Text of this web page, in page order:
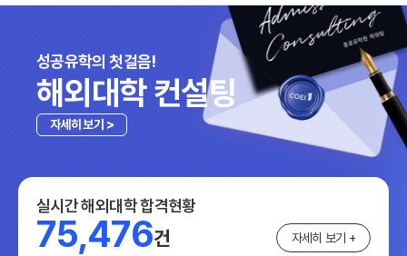
프로그램
학생후기
고객서비스
종로유학원
전공정보
프로그램
영국
호주
뉴질랜드
일본
성공유학의 첫걸음!
해외대학 컨설팅
자세히 보기 >
실시간 해외대학 합격현황
75,476건 자세히 보기 +